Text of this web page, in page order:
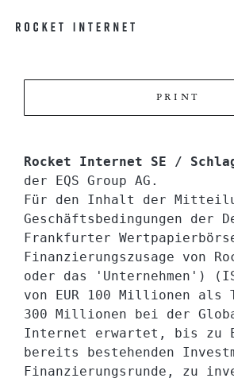
PRINT
Rocket Internet SE /
der EQS Group AG.
Für den Inhalt der
Geschäftsbedingungen der
Frankfurter
Finanzierungszusage von
oder das 'Unternehmen')
von EUR 100 Millionen als
300 Millionen bei der
Internet erwartet, bis zu
bereits bestehenden
Finanzierungsrunde, zu